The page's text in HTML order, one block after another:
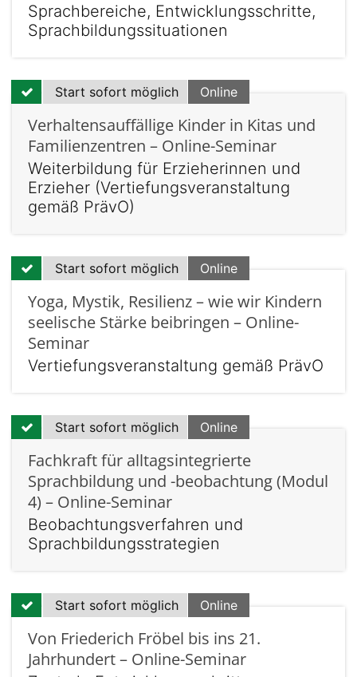
Sprachbereiche, Entwicklungsschritte,
Sprachbildungssituationen
Start sofort möglich Online
Verhaltensauffällige Kinder in Kitas und
Familienzentren – Online-Seminar
Weiterbildung für Erzieherinnen und
Erzieher (Vertiefungsveranstaltung
gemäß PrävO)
Start sofort möglich Online
Yoga, Mystik, Resilienz – wie wir Kindern
seelische Stärke beibringen – Online-
Seminar
Vertiefungsveranstaltung gemäß PrävO
Start sofort möglich Online
Fachkraft für alltagsintegrierte
Sprachbildung und -beobachtung (Modul
4) – Online-Seminar
Beobachtungsverfahren und
Sprachbildungsstrategien
Start sofort möglich Online
Von Friederich Fröbel bis ins 21.
Jahrhundert – Online-Seminar